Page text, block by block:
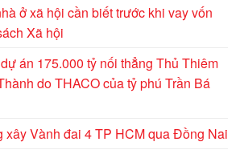
ở xã hội cần biết trước khi vay vốn
Xã hội
án 175.000 tỷ nối thẳng Thủ Thiêm
do THACO của tỷ phú Trần Bá
xây Vành đai 4 TP HCM qua Đồng Nai